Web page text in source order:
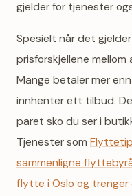
gjelder for tjenester
Spesielt når det
prisforskjellene
Mange betaler mer
innhenter ett tilbud.
paret sko du ser i
Tjenester som
sammenligne
flytte i Oslo og